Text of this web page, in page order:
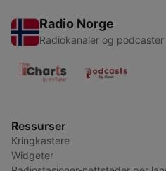
Radio Norge
Radiokanaler og podcaster
Ressurser
Kringkastere
Widgeter